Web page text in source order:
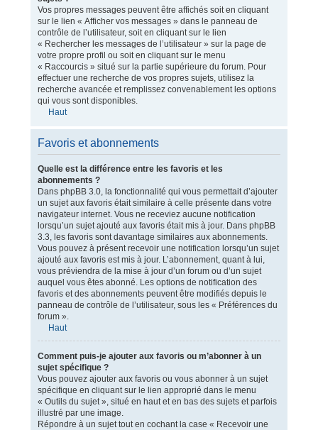
Vos propres messages peuvent être affichés soit en cliquant
sur le lien « Afficher vos messages » dans le panneau de
contrôle de l’utilisateur, soit en cliquant sur le lien
« Rechercher les messages de l’utilisateur » sur la page de
votre propre profil ou soit en cliquant sur le menu
« Raccourcis » situé sur la partie supérieure du forum. Pour
effectuer une recherche de vos propres sujets, utilisez la
recherche avancée et remplissez convenablement les options
qui vous sont disponibles.
Haut
Favoris et abonnements
Quelle est la différence entre les favoris et les
abonnements ?
Dans phpBB 3.0, la fonctionnalité qui vous permettait d’ajouter
un sujet aux favoris était similaire à celle présente dans votre
navigateur internet. Vous ne receviez aucune notification
lorsqu’un sujet ajouté aux favoris était mis à jour. Dans phpBB
3.3, les favoris sont davantage similaires aux abonnements.
Vous pouvez à présent recevoir une notification lorsqu’un sujet
ajouté aux favoris est mis à jour. L’abonnement, quant à lui,
vous préviendra de la mise à jour d’un forum ou d’un sujet
auquel vous êtes abonné. Les options de notification des
favoris et des abonnements peuvent être modifiés depuis le
panneau de contrôle de l’utilisateur, sous les « Préférences du
forum ».
Haut
Comment puis-je ajouter aux favoris ou m’abonner à un
sujet spécifique ?
Vous pouvez ajouter aux favoris ou vous abonner à un sujet
spécifique en cliquant sur le lien approprié dans le menu
« Outils du sujet », situé en haut et en bas des sujets et parfois
illustré par une image.
Répondre à un sujet tout en cochant la case « Recevoir une